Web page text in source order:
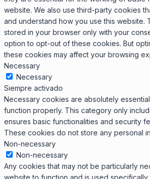
website. We also use third-party cookies
and understand how you use this website.
stored in your browser only with your
option to opt-out of these cookies. But
these cookies may affect your browsing
Necessary
Necessary
Siempre activado
Necessary cookies are absolutely
function properly. This category only
ensures basic functionalities and security
These cookies do not store any personal
Non-necessary
Non-necessary
Any cookies that may not be particularly
website to function and is used